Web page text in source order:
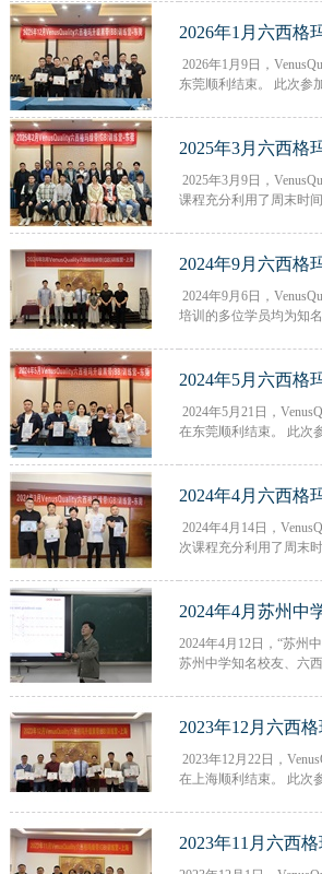
2026年1月六西格
2026年1月9日，
东莞顺利结束。 此次参
2025年3月六西格
2025年3月9日，
课程充分利用了周末时
2024年9月六西格
2024年9月6日，
培训的多位学员均为知
2024年5月六西格
2024年5月21日，
在东莞顺利结束。 此次
2024年4月六西格
2024年4月14日，
次课程充分利用了周末
2024年4月苏州中
2024年4月12日，“苏州
苏州中学知名校友、六
2023年12月六西
2023年12月22日，
在上海顺利结束。 此次
2023年11月六西